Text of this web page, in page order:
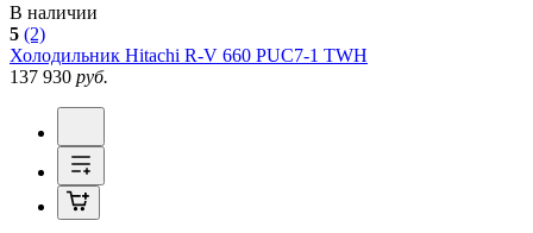
В наличии
5 (2)
Холодильник Hitachi R-V 660 PUC7-1 TWH
137 930 руб.